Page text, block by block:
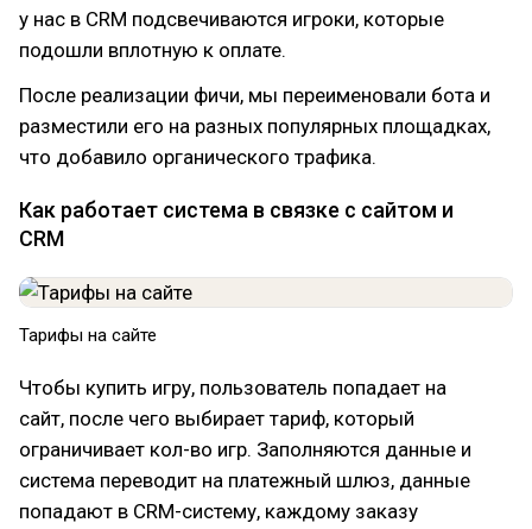
у нас в CRM подсвечиваются игроки, которые
подошли вплотную к оплате.
После реализации фичи, мы переименовали бота и
разместили его на разных популярных площадках,
что добавило органического трафика.
Как работает система в связке с сайтом и
CRM
Тарифы на сайте
Чтобы купить игру, пользователь попадает на
сайт, после чего выбирает тариф, который
ограничивает кол-во игр. Заполняются данные и
система переводит на платежный шлюз, данные
попадают в CRM-систему, каждому заказу